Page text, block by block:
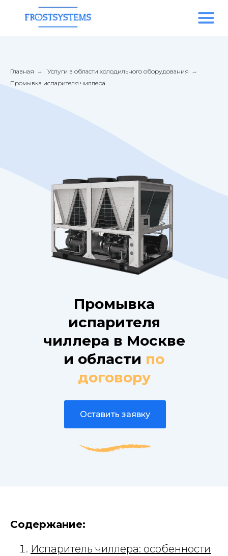
Главная → Услуги в области холодильного оборудования →
Промывка испарителя чиллера
Промывка
испарителя
чиллера в Москве
и области по
договору
Оставить заявку
Содержание:
Испаритель чиллера: особенности